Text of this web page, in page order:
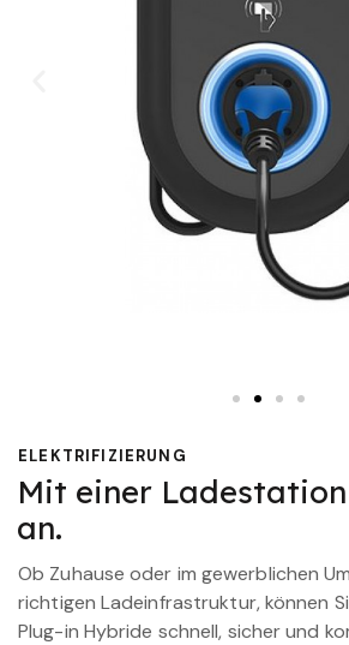
ELEKTRIFIZIERUNG
Mit einer
an.
Ob Zuhause oder im gewerblichen
richtigen Ladeinfrastruktur, können
Plug-in Hybride schnell, sicher und